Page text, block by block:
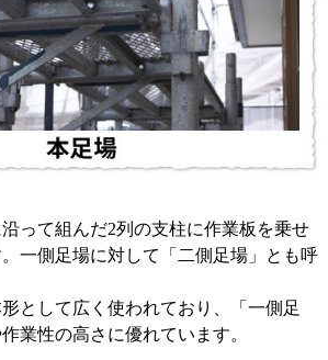
って組んだ2列の支柱に作業板を乗せ
一側足場に対して「二側足場」とも呼
として広く使われており、「一側足
業性の高さに優れています。